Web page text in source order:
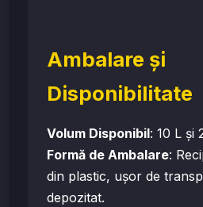
Ambalare și
Disponibilitate
Volum Disponibil: 10 L și
Formă de Ambalare:
din plastic, ușor de
depozitat.